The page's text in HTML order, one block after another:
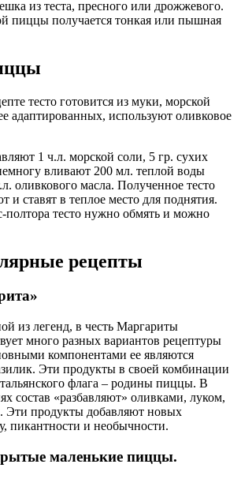
из теста, пресного или дрожжевого.
пиццы получается тонкая или пышная
тесто готовится из муки, морской
адаптированных, используют оливковое
1 ч.л. морской соли, 5 гр. сухих
вливают 200 мл. теплой воды
оливкового масла. Полученное тесто
ставят в теплое место для поднятия.
полтора тесто нужно обмять и можно
рецепты
из легенд, в честь Маргариты
много разных вариантов рецептуры
компонентами ее являются
Эти продукты в своей комбинации
флага – родины пиццы. В
состав «разбавляют» оливками, луком,
Эти продукты добавляют новых
пикантности и необычности.
маленькие пиццы.